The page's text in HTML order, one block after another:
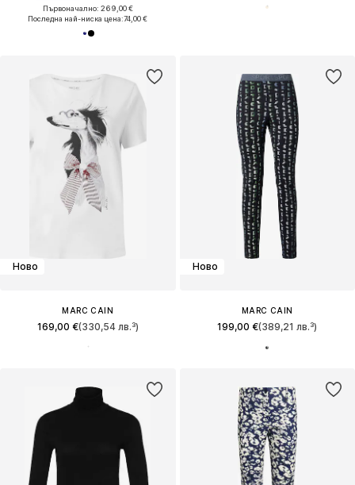
Първоначално: 269,00 €
Последна най-ниска цена:74,00 €
Ново
MARC CAIN
169,00 €(330,54 лв.³)
Ново
MARC CAIN
199,00 €(389,21 лв.³)